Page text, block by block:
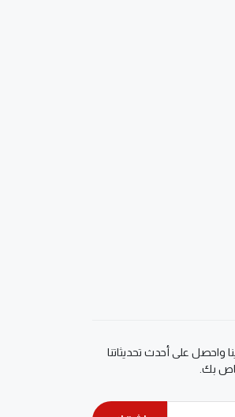
واحصل على أحدث تحديثاتنا
بك.